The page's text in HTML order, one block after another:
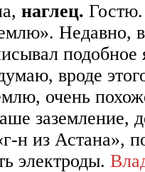
наглец.
Недавно,
подобное
вроде
очень
заземление,
н из Астана»,
электроды.